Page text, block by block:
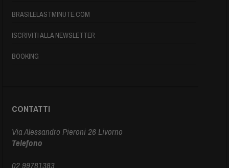
BRASILELASTMINUTE.COM
ISCRIVITI ALLA NEWSLETTER
BOOKING
CONTATTI
Via Alessandro Pieroni 26 Livorno
Telefono
02 99781383